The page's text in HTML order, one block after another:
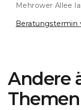
Mehrower Allee
Beratungstermin
Andere
Themen